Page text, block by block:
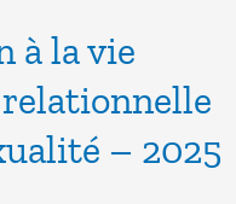
options
peuvent
être
choisies
la
à la vie
– 2025